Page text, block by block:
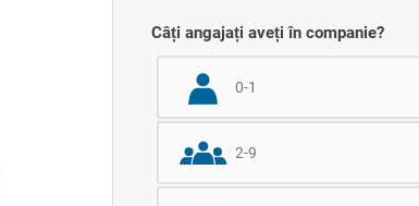
Câți angajați aveți în companie?
0-1
2-9